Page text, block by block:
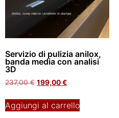
Servizio di pulizia anilox,
banda media con analisi
3D
237,00€ 199,00€
Aggiungi al carrello